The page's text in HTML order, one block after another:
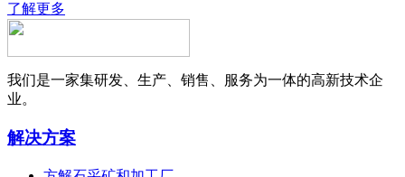
了解更多
我们是一家集研发、生产、销售、服务为一体的高新技术企
业。
解决方案